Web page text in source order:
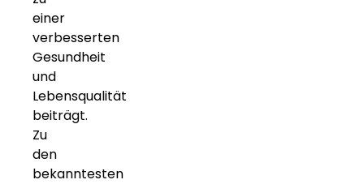
einer
verbesserten
Gesundheit
und
Lebensqualität
beiträgt.
Zu
den
bekanntesten